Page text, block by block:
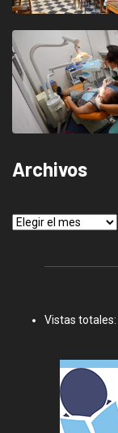
Archivos
Archivos
Vistas totales: